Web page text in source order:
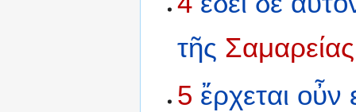
τῆς
5 ἔρχεται οὖν